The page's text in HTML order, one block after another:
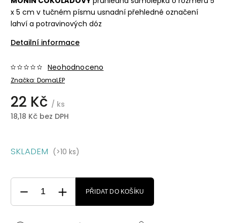
x 5 cm v tučném písmu usnadní přehledné označení
lahví a potravinových dóz
Detailní informace
Značka: DomaLEP
Neohodnoceno
22 Kč / ks
18,18 Kč bez DPH
SKLADEM (>10 ks)
PŘIDAT DO KOŠÍKU